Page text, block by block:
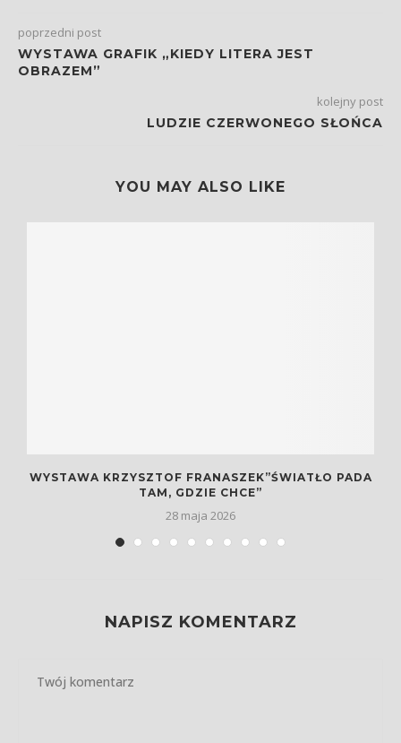
poprzedni post
WYSTAWA GRAFIK „KIEDY LITERA JEST
OBRAZEM”
kolejny post
LUDZIE CZERWONEGO SŁOŃCA
YOU MAY ALSO LIKE
WYSTAWA KRZYSZTOF FRANASZEK”ŚWIATŁO PADA
TAM, GDZIE CHCE”
28 maja 2026
NAPISZ KOMENTARZ